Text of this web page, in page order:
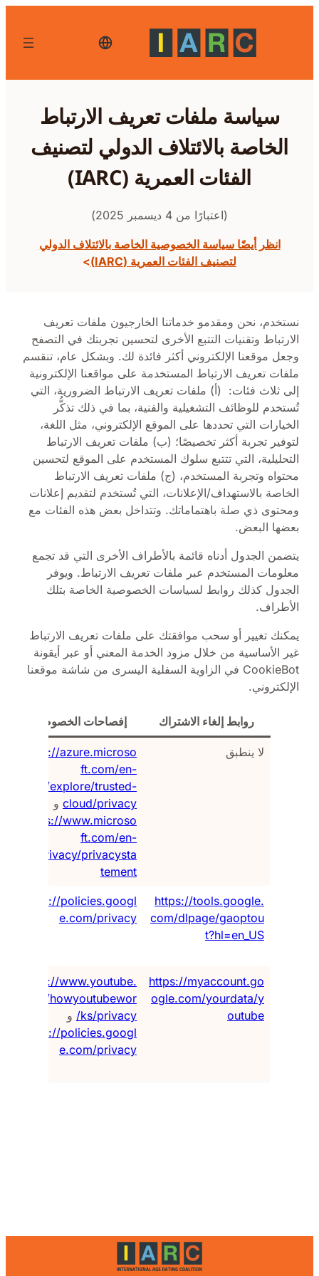
العربية-
انقر
أخرى
سياسة ملفات تعريف الارتباط
الخاصة بالائتلاف الدولي لتصنيف
الفئات العمرية (IARC)
(اعتبارًا من 4 ديسمبر 2025)
انظر أيضًا سياسة الخصوصية الخاصة بالائتلاف الدولي
لتصنيف الفئات العمرية (IARC)
نستخدم، نحن ومقدمو خدماتنا الخارجيون ملفات تعريف
الارتباط وتقنيات التتبع الأخرى لتحسين تجربتك في التصفح
وجعل موقعنا الإلكتروني أكثر فائدة لك. وبشكل عام، تنقسم
ملفات تعريف الارتباط المستخدمة على مواقعنا الإلكترونية
إلى ثلاث فئات: (أ) ملفات تعريف الارتباط الضرورية، التي
تُستخدم للوظائف التشغيلية والفنية، بما في ذلك تذكُّر
الخيارات التي تحددها على الموقع الإلكتروني، مثل اللغة،
لتوفير تجربة أكثر تخصيصًا؛ (ب) ملفات تعريف الارتباط
التحليلية، التي تتتبع سلوك المستخدم على الموقع لتحسين
محتواه وتجربة المستخدم، (ج) ملفات تعريف الارتباط
الخاصة بالاستهداف/الإعلانات، التي تُستخدم لتقديم إعلانات
ومحتوى ذي صلة باهتماماتك. وتتداخل بعض هذه الفئات مع
بعضها البعض.
يتضمن الجدول أدناه قائمة بالأطراف الأخرى التي قد تجمع
معلومات المستخدم عبر ملفات تعريف الارتباط. ويوفر
الجدول كذلك روابط لسياسات الخصوصية الخاصة بتلك
الأطراف.
يمكنك تغيير أو سحب موافقتك على ملفات تعريف الارتباط
غير الأساسية من خلال مزود الخدمة المعني أو عبر أيقونة
CookieBot في الزاوية السفلية اليسرى من شاشة موقعنا
الإلكتروني.
روابط إلغاء الاشتراك إفصاحات الخصوصية
لا ينطبق
https://azure.microso
ft.com/en-
us/explore/trusted-
cloud/privacy و
https://www.microso
ft.com/en-
us/privacy/privacysta
tement
https://tools.google.
com/dlpage/gaoptou
t?hl=en_US
https://policies.googl
e.com/privacy
https://myaccount.go
ogle.com/yourdata/y
outube
https://www.youtube.
com/howyoutubewor
ks/privacy/
و
https://policies.googl
e.com/privacy